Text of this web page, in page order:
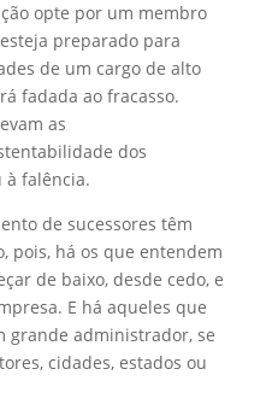
opte por um membro
preparado para
de um cargo de alto
fadada ao fracasso.
as
dos
à falência.
de sucessores têm
pois, há os que entendem
de baixo, desde cedo, e
E há aqueles que
grande administrador, se
cidades, estados ou